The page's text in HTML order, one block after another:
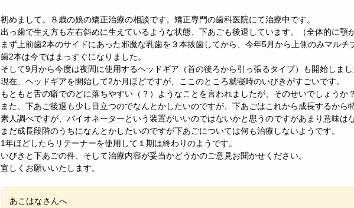
初めまして。８歳の娘の矯正治療の相談です。矯正専門の歯科医院にて治療中です。
出っ歯で生え方も左右斜めに生えているような状態、下あごも後退しています。（全体的に顎
まず上前歯2本のサイドにあった邪魔な乳歯を３本抜歯してから、今年5月から上側のみマル
歯2本は今ではまっすぐになりました。
そして9月から今度は夜間に使用するヘッドギア（首の後ろから引っ張るタイプ）も開始しまし
現在、ヘッドギアを開始して2か月ほどですが、ここのところ就寝時のいびきがすごいです。
もともと舌の癖でのどに落ちやすい（？）ようなことを言われましたが、そのせいでしょうか
また、下あご後退も少し目立つのでなんとかしたいのですが、下あごはこれから成長するから
素人調べですが、バイオネーターという装置がいいのではないかと思うのですがあまり意味は
まだ成長段階のうちになんとかしたいのですが下あごについては何も治療しないようです。
1年ほどしたらリテーナーを使用して１期は終わりのようです。
いびきと下あごの件、そして治療内容が妥当かどうかのご意見お聞かせください。
宜しくお願いいたします。
あこはなさんへ